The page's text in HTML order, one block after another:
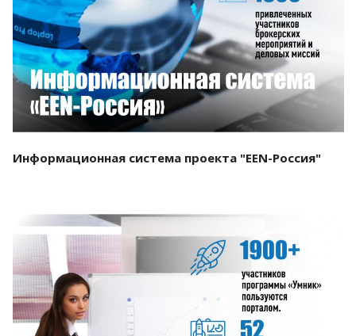
Смотреть проект
Информационная система проекта "EEN-Россия"